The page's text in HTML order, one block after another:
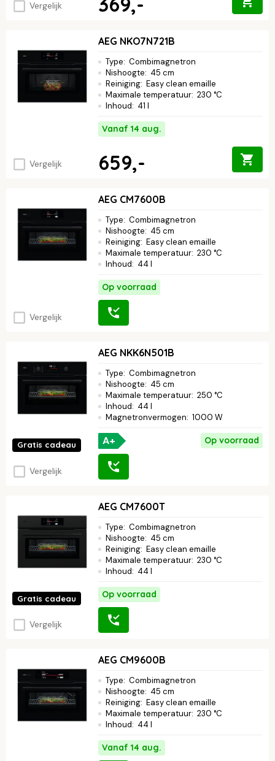
Vergelijk
Vergelijk
AEG NKO7N721B
Type: Combimagnetron
Nishoogte: 45 cm
Reiniging: Easy clean emaille
Maximale temperatuur: 230 °C
Inhoud: 41 l
Vanaf 14 aug.
659,-
Vergelijk
AEG CM7600B
Type: Combimagnetron
Nishoogte: 45 cm
Reiniging: Easy clean emaille
Maximale temperatuur: 230 °C
Inhoud: 44 l
Op voorraad
Gratis cadeau
Vergelijk
AEG NKK6N501B
Type: Combimagnetron
Nishoogte: 45 cm
Maximale temperatuur: 250 °C
Inhoud: 44 l
Magnetronvermogen: 1000 W
A+ Op voorraad
Gratis cadeau
Vergelijk
AEG CM7600T
Type: Combimagnetron
Nishoogte: 45 cm
Reiniging: Easy clean emaille
Maximale temperatuur: 230 °C
Inhoud: 44 l
Op voorraad
AEG CM9600B
Type: Combimagnetron
Nishoogte: 45 cm
Reiniging: Easy clean emaille
Maximale temperatuur: 230 °C
Inhoud: 44 l
Vanaf 14 aug.